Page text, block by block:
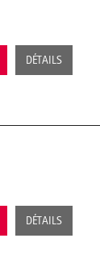
DÉTAILS
DÉTAILS